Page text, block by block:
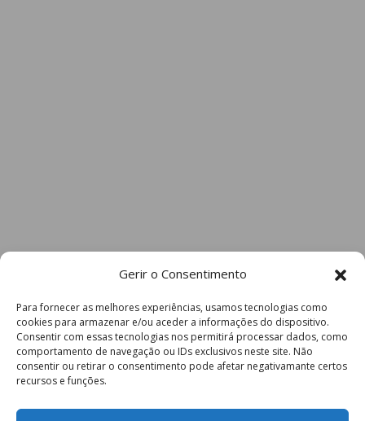
Gerir o Consentimento
Para fornecer as melhores experiências, usamos tecnologias como
cookies para armazenar e/ou aceder a informações do dispositivo.
Consentir com essas tecnologias nos permitirá processar dados, como
comportamento de navegação ou IDs exclusivos neste site. Não
consentir ou retirar o consentimento pode afetar negativamante certos
recursos e funções.